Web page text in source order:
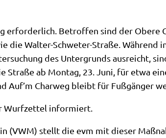
erforderlich. Betroffen sind der Obere
die Walter-Schweter-Straße. Während
des Untergrunds ausreicht,
ab Montag, 23. Juni, für etwa
Auf’m Charweg bleibt für Fußgänger
Wurfzettel informiert.
(VWM) stellt die evm mit dieser